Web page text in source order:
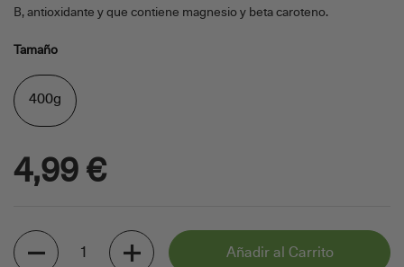
B, antioxidante y que contiene magnesio y beta caroteno.
Tamaño
400g
4,99 €
Cantidad
Añadir al Carrito